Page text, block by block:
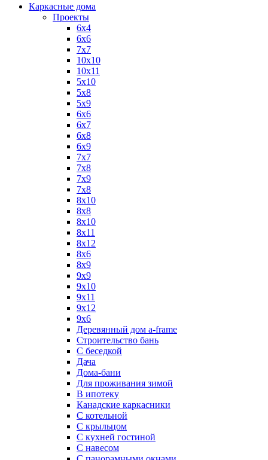
Каркасные дома
Проекты
6х4
6х6
7х7
10х10
10х11
5х10
5х8
5х9
6x6
6x7
6x8
6x9
7x7
7x8
7x9
7х8
8x10
8x8
8х10
8х11
8х12
8х6
8х9
9x9
9х10
9х11
9х12
9х6
Деревянный дом a-frame
Строительство бань
С беседкой
Дача
Дома-бани
Для проживания зимой
В ипотеку
Канадские каркасники
С котельной
С крыльцом
С кухней гостиной
С навесом